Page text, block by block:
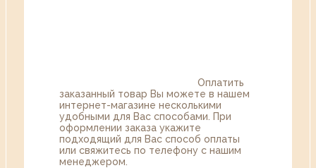
Оплатить
заказанный товар Вы можете в нашем
интернет-магазине несколькими
удобными для Вас способами. При
оформлении заказа укажите
подходящий для Вас способ оплаты
или свяжитесь по телефону с нашим
менеджером.